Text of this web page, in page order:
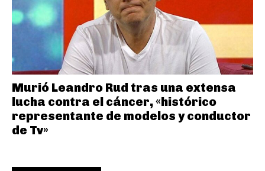
Murió Leandro Rud tras una extensa
lucha contra el cáncer, «histórico
representante de modelos y conductor
de Tv»